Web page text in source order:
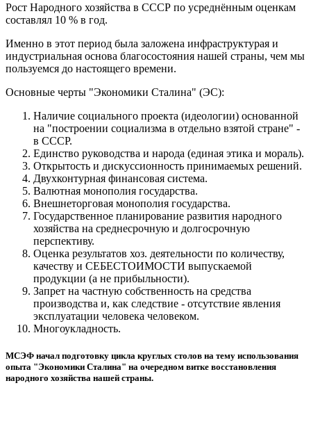
Рост Народного хозяйства в СССР по усреднённым оценкам
составлял 10 % в год.
Именно в этот период была заложена инфраструктурая и
индустриальная основа благосостояния нашей страны, чем мы
пользуемся до настоящего времени.
Основные черты "Экономики Сталина" (ЭС):
Наличие социального проекта (идеологии) основанной
на "построении социализма в отдельно взятой стране" -
в СССР.
Единство руководства и народа (единая этика и мораль).
Открытость и дискуссионность принимаемых решений.
Двухконтурная финансовая система.
Валютная монополия государства.
Внешнеторговая монополия государства.
Государственное планирование развития народного
хозяйства на среднесрочную и долгосрочную
перспективу.
Оценка результатов хоз. деятельности по количеству,
качеству и СЕБЕСТОИМОСТИ выпускаемой
продукции (а не прибыльности).
Запрет на частную собственность на средства
производства и, как следствие - отсутствие явления
эксплуатации человека человеком.
Многоукладность.
МСЭФ начал подготовку цикла круглых столов на тему использования
опыта "Экономики Сталина" на очередном витке восстановления
народного хозяйства нашей страны.